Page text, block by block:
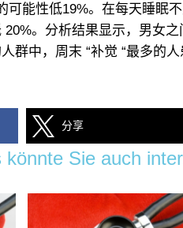
可能性低19%。在每天睡眠
。分析结果显示，男女
群中，周末 “补觉 “最多的
分享
könnte Sie auch